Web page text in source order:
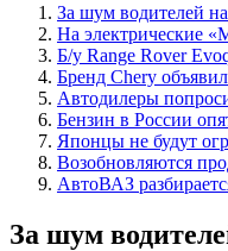
За шум водителей
На электрические
Б/у Range Rover
Бренд Chery
Автодилеры
Бензин в России
Японцы не будут
Возобновляются
АвтоВАЗ
За шум